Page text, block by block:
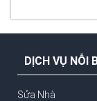
DỊCH VỤ NỖI
Sửa Nhà